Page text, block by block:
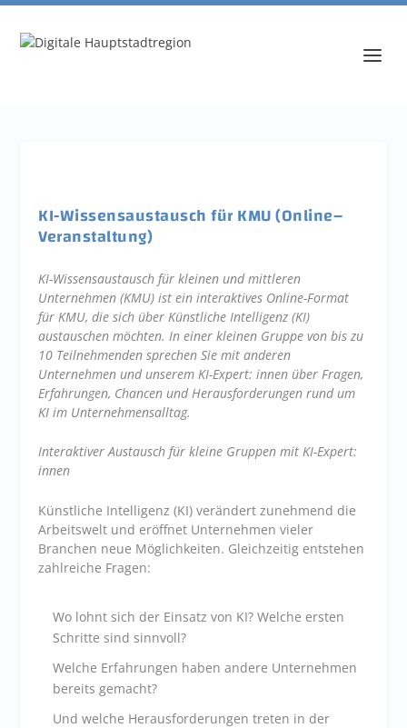
KI-Wissensaustausch für KMU (Online–
Veranstaltung)
KI-Wissensaustausch für kleinen und mittleren
Unternehmen (KMU) ist ein interaktives Online-Format
für KMU, die sich über Künstliche Intelligenz (KI)
austauschen möchten. In einer kleinen Gruppe von bis zu
10 Teilnehmenden sprechen Sie mit anderen
Unternehmen und unserem KI-Expert: innen über Fragen,
Erfahrungen, Chancen und Herausforderungen rund um
KI im Unternehmensalltag.
Interaktiver Austausch für kleine Gruppen mit KI-Expert:
innen
Künstliche Intelligenz (KI) verändert zunehmend die
Arbeitswelt und eröffnet Unternehmen vieler
Branchen neue Möglichkeiten. Gleichzeitig entstehen
zahlreiche Fragen:
Wo lohnt sich der Einsatz von KI? Welche ersten
Schritte sind sinnvoll?
Welche Erfahrungen haben andere Unternehmen
bereits gemacht?
Und welche Herausforderungen treten in der